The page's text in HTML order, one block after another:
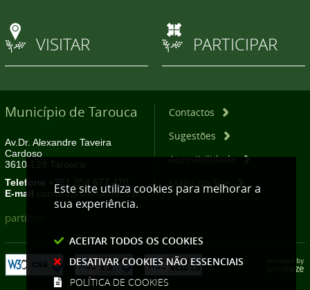
VISITAR PARTICIPAR
Município de Tarouca
Av.Dr. Alexandre Taveira
Cardoso
3610-128 Tarouca
Telefone +351 254 677 420
E-mail
camara@cm-tarouca.pt
Contactos
Sugestões
Acessibilidade
Mapa do Site
partilhar
Este site utiliza cookies para melhorar a
sua experiência.
ACEITAR TODOS OS COOKIES
DESATIVAR COOKIES NÃO ESSENCIAIS
POLÍTICA DE COOKIES